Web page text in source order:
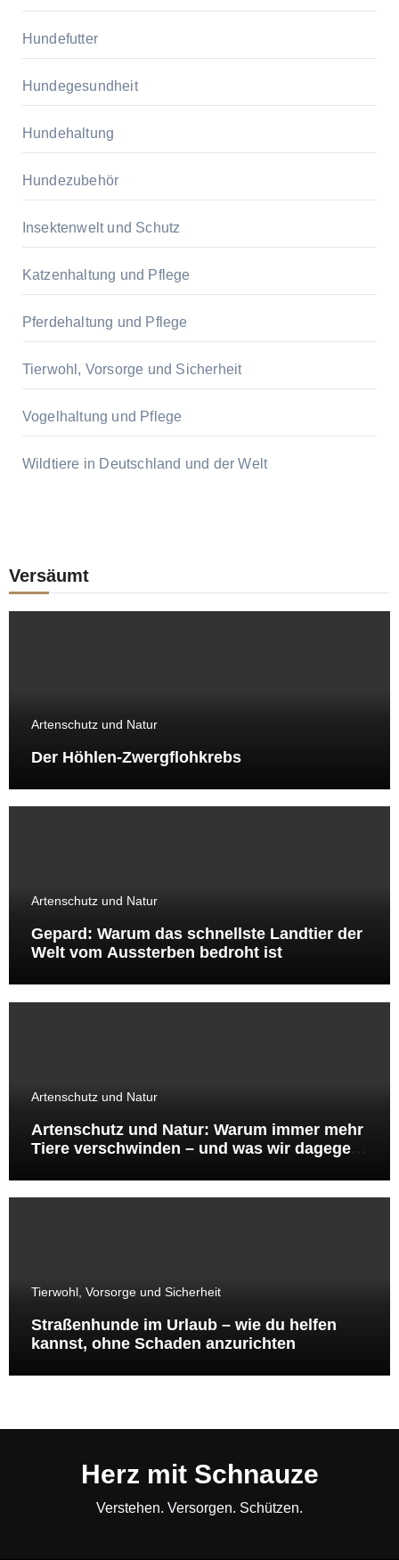
Hundefutter
Hundegesundheit
Hundehaltung
Hundezubehör
Insektenwelt und Schutz
Katzenhaltung und Pflege
Pferdehaltung und Pflege
Tierwohl, Vorsorge und Sicherheit
Vogelhaltung und Pflege
Wildtiere in Deutschland und der Welt
Versäumt
Artenschutz und Natur
Der Höhlen-Zwergflohkrebs
Artenschutz und Natur
Gepard: Warum das schnellste Landtier der
Welt vom Aussterben bedroht ist
Artenschutz und Natur
Artenschutz und Natur: Warum immer mehr
Tiere verschwinden – und was wir dagegen
Tierwohl, Vorsorge und Sicherheit
Straßenhunde im Urlaub – wie du helfen
kannst, ohne Schaden anzurichten
Herz mit Schnauze
Verstehen. Versorgen. Schützen.